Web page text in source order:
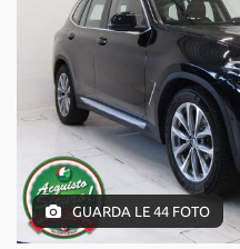
GUARDA LE 44 FOTO
strumenti
tracciamento
rimanda
cookie
policy.
Puoi
rivedere